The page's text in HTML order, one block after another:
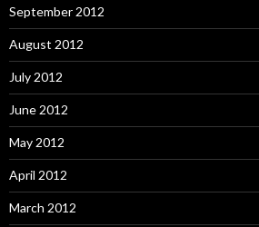
September 2012
August 2012
July 2012
June 2012
May 2012
April 2012
March 2012